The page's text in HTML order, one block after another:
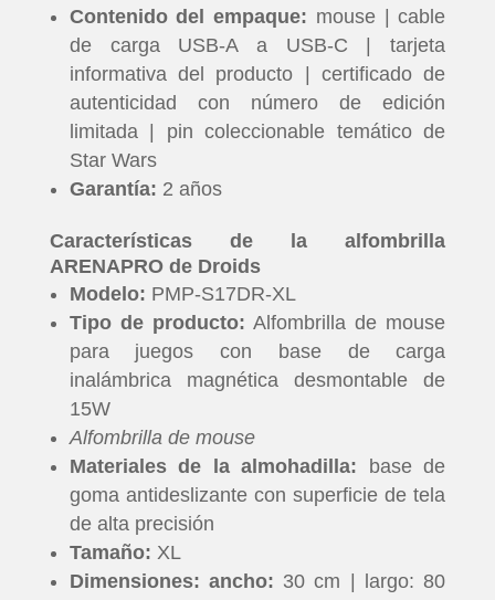
INICIO
PELICULAS
SERIES
TECNOVITOS
T-
PLUS
EVENTOS
Contenido del empaque: mouse | cable
de carga USB-A a USB-C | tarjeta
informativa del producto | certificado de
autenticidad con número de edición
limitada | pin coleccionable temático de
Star Wars
Garantía: 2 años
Características de la alfombrilla
ARENAPRO de Droids
Modelo: PMP-S17DR-XL
Tipo de producto:Alfombrilla de mouse
para juegos con base de carga
inalámbrica magnética desmontable de
15W
Alfombrilla de mouse
Materiales de la almohadilla: base de
goma antideslizante con superficie de tela
de alta precisión
Tamaño: XL
Dimensiones: ancho: 30 cm | largo: 80